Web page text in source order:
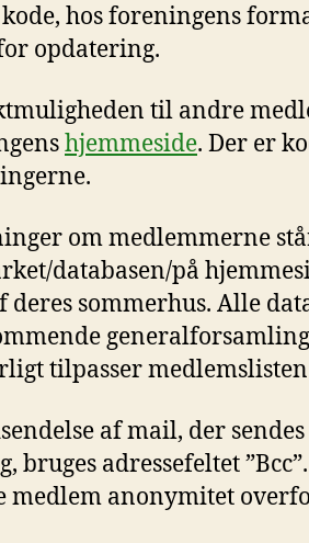
hos foreningens
opdatering.
til andre
hjemmeside. Der er
om medlemmerne
databasen/på
deres sommerhus. Alle
tilpasser medlemslisten
af mail, der
bruges adressefeltet
medlem anonymitet